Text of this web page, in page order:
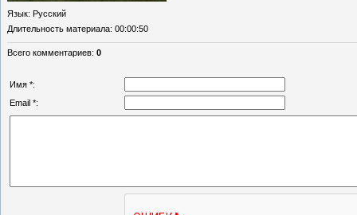
Язык: Русский
Длительность материала: 00:00:50
Всего комментариев: 0
Имя *:
Email *: